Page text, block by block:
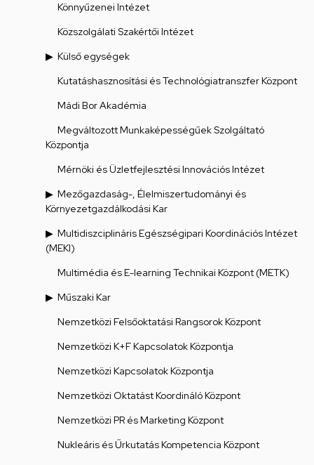
Könnyűzenei Intézet
Közszolgálati Szakértői Intézet
Külső egységek
Kutatáshasznosítási és Technológiatranszfer Központ
Mádi Bor Akadémia
Megváltozott Munkaképességűek Szolgáltató
Központja
Mérnöki és Üzletfejlesztési Innovációs Intézet
Mezőgazdaság-, Élelmiszertudományi és
Környezetgazdálkodási Kar
Multidiszciplináris Egészségipari Koordinációs Intézet
(MEKI)
Multimédia és E-learning Technikai Központ (METK)
Műszaki Kar
Nemzetközi Felsőoktatási Rangsorok Központ
Nemzetközi K+F Kapcsolatok Központja
Nemzetközi Kapcsolatok Központja
Nemzetközi Oktatást Koordináló Központ
Nemzetközi PR és Marketing Központ
Nukleáris és Űrkutatás Kompetencia Központ